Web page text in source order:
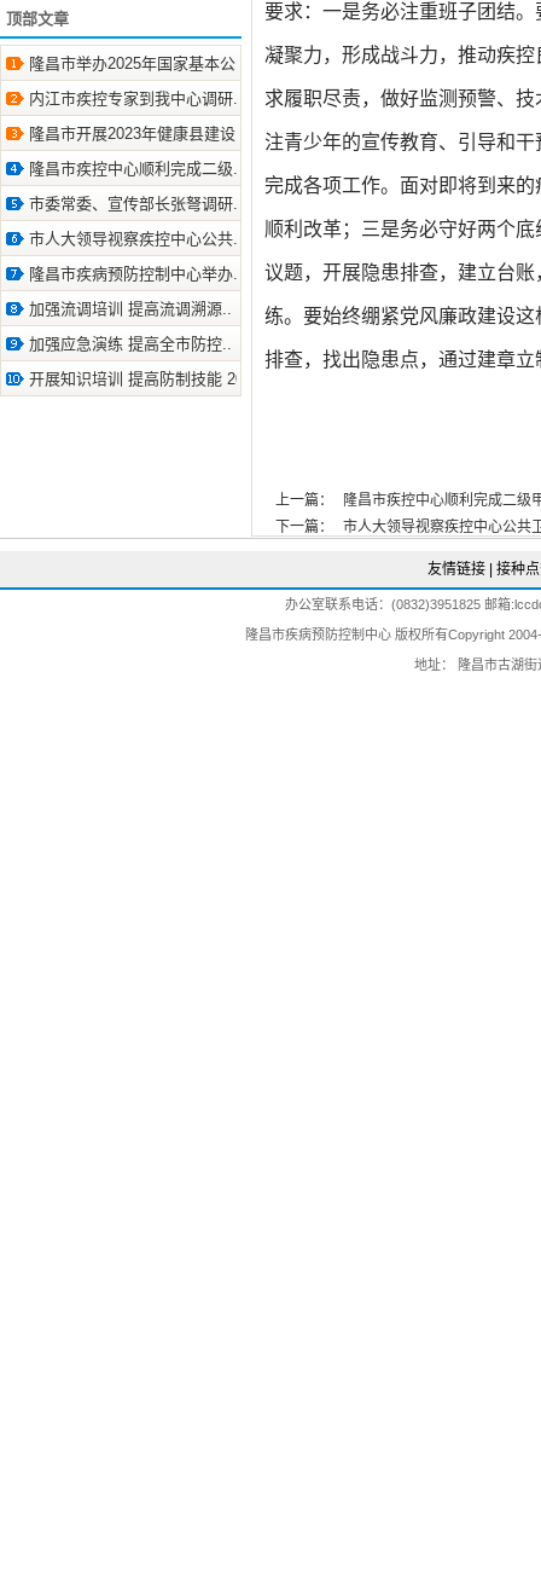
顶部文章
隆昌市举办2025年国家基本公.. 2025-4-29
内江市疾控专家到我中心调研.. 2023-10-31
隆昌市开展2023年健康县建设.. 2023-9-8
隆昌市疾控中心顺利完成二级.. 2023-6-2
市委常委、宣传部长张弩调研.. 2023-5-17
市人大领导视察疾控中心公共.. 2023-5-12
隆昌市疾病预防控制中心举办.. 2023-4-23
加强流调培训 提高流调溯源.. 2022-1-25
加强应急演练 提高全市防控.. 2021-11-18
开展知识培训 提高防制技能 2021-6-29
要求：一是务必注重班子团结
凝聚力，形成战斗力，推动疾
求履职尽责，做好监测预警、
注青少年的宣传教育、引导和
完成各项工作。面对即将到来
顺利改革；三是务必守好两个
议题，开展隐患排查，建立台
练。要始终绷紧党风廉政建设
排查，找出隐患点，通过建章
上一篇：
隆昌市疾控中心顺利完成二级
下一篇：
市人大领导视察疾控中心公共
友情链接 接种
办公室联系电话：(0832)3951825 邮箱
隆昌市疾病预防控制中心 版权所有Copyright
地址： 隆昌市古湖